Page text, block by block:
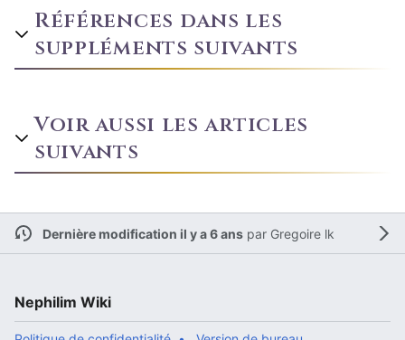
Références dans les
suppléments suivants
Voir aussi les articles
suivants
Dernière modification il y a 6 anspar Gregoire lk
Nephilim Wiki